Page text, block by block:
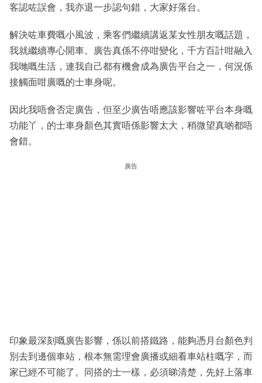
客認咗誤會，我亦退一步認句錯，大家好落台。
解決咗車費嘅小風波，乘客們繼續講返某女性朋友嘅話題，
我就繼續專心開車。廣告真係不停咁變化，千方百計咁融入
我哋嘅生活，連我自己都有機會成為廣告平台之一，何況係
接觸面咁廣嘅的士車身呢。
因此我唔會否定廣告，但至少廣告唔應該影響咗平台本身嘅
功能丫，的士車身顏色其實唔係影響太大，稍微望真啲都唔
會錯。
廣告
印象最深刻嘅廣告影響，係以前搭鐵路，能夠憑月台顏色判
別去到邊個車站，根本無需理會廣播或細看車站柱嘅字，而
家已經不可能了。同搭的士一樣，必須睇清楚，先好上落車